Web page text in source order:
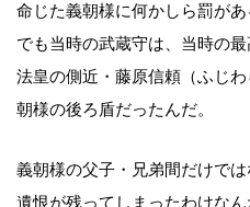
命じた義朝様に何かしら罰が
でも当時の武蔵守は、当時の
法皇の側近・藤原信頼（ふじ
朝様の後ろ盾だったんだ。
義朝様の父子・兄弟間だけで
遺恨が残ってしまったわけなん